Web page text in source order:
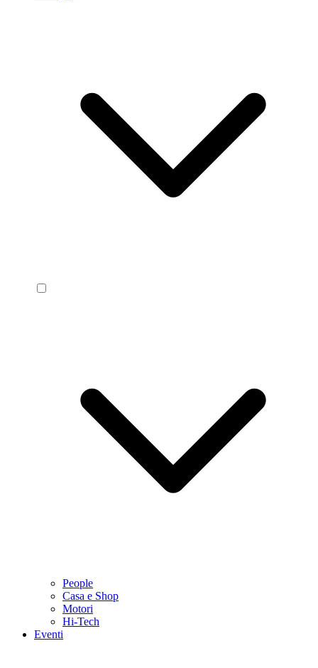
People
Casa e Shop
Motori
Hi-Tech
Eventi